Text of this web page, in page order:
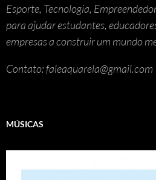
Esporte, Tecnologia,
para ajudar estudantes,
empresas a construir um mundo
Contato: faleaquarela@gmail.com
MÚSICAS